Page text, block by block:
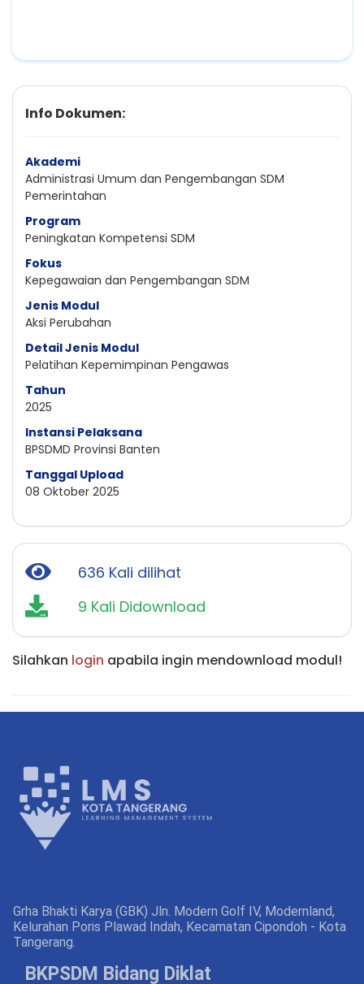
Info Dokumen:
Akademi
Administrasi Umum dan Pengembangan SDM
Pemerintahan
Program
Peningkatan Kompetensi SDM
Fokus
Kepegawaian dan Pengembangan SDM
Jenis Modul
Aksi Perubahan
Detail Jenis Modul
Pelatihan Kepemimpinan Pengawas
Tahun
2025
Instansi Pelaksana
BPSDMD Provinsi Banten
Tanggal Upload
08 Oktober 2025
636 Kali dilihat
9 Kali Didownload
Silahkan login apabila ingin mendownload modul!
Grha Bhakti Karya (GBK) Jln. Modern Golf IV, Modernland,
Kelurahan Poris Plawad Indah, Kecamatan Cipondoh - Kota
Tangerang.
BKPSDM Bidang Diklat